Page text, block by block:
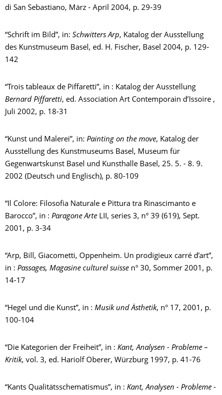
di San Sebastiano, März - April 2004, p. 29-39
“Schrift im Bild”, in: Schwitters Arp, Katalog der Ausstellung
des Kunstmuseum Basel, ed. H. Fischer, Basel 2004, p. 129-
142
“Trois tableaux de Piffaretti”, in : Katalog der Ausstellung
Bernard Piffaretti, ed. Association Art Contemporain d’Issoire ,
Juli 2002, p. 18-31
“Kunst und Malerei”, in: Painting on the move, Katalog der
Ausstellung des Kunstmuseums Basel, Museum für
Gegenwartskunst Basel und Kunsthalle Basel, 25. 5. - 8. 9.
2002 (Deutsch und Englisch), p. 80-109
“Il Colore: Filosofia Naturale e Pittura tra Rinascimanto e
Barocco”, in : Paragone Arte LII, series 3, n° 39 (619), Sept.
2001, p. 3-34
“Arp, Bill, Giacometti, Oppenheim. Un prodigieux carré d’art”,
in : Passages, Magasine culturel suisse n° 30, Sommer 2001, p.
14-17
“Hegel und die Kunst”, in : Musik und Ästhetik, n° 17, 2001, p.
100-104
“Die Kategorien der Freiheit”, in : Kant, Analysen - Probleme –
Kritik, vol. 3, ed. Hariolf Oberer, Würzburg 1997, p. 41-76
“Kants Qualitätsschematismus”, in : Kant, Analysen - Probleme -